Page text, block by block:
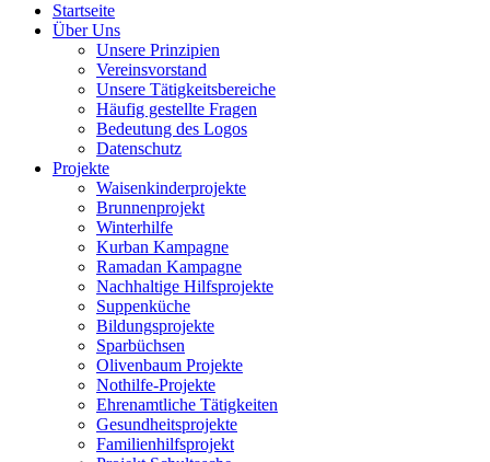
Startseite
Über Uns
Unsere Prinzipien
Vereinsvorstand
Unsere Tätigkeitsbereiche
Häufig gestellte Fragen
Bedeutung des Logos
Datenschutz
Projekte
Waisenkinderprojekte
Brunnenprojekt
Winterhilfe
Kurban Kampagne
Ramadan Kampagne
Nachhaltige Hilfsprojekte
Suppenküche
Bildungsprojekte
Sparbüchsen
Olivenbaum Projekte
Nothilfe-Projekte
Ehrenamtliche Tätigkeiten
Gesundheitsprojekte
Familienhilfsprojekt